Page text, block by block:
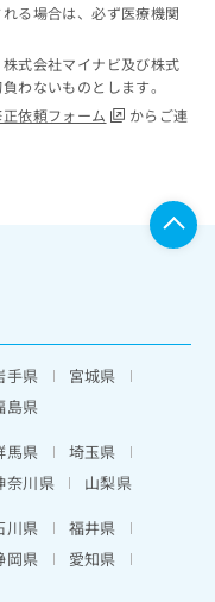
る場合は、必ず医療機関
式会社マイナビ及び株式
わないものとします。
依頼フォーム
からご連
手県
宮城県
島県
馬県
埼玉県
奈川県
山梨県
川県
福井県
岡県
愛知県